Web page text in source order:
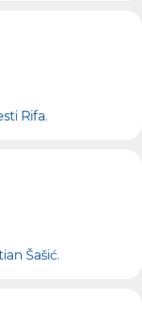
Rifa.
Šašić.